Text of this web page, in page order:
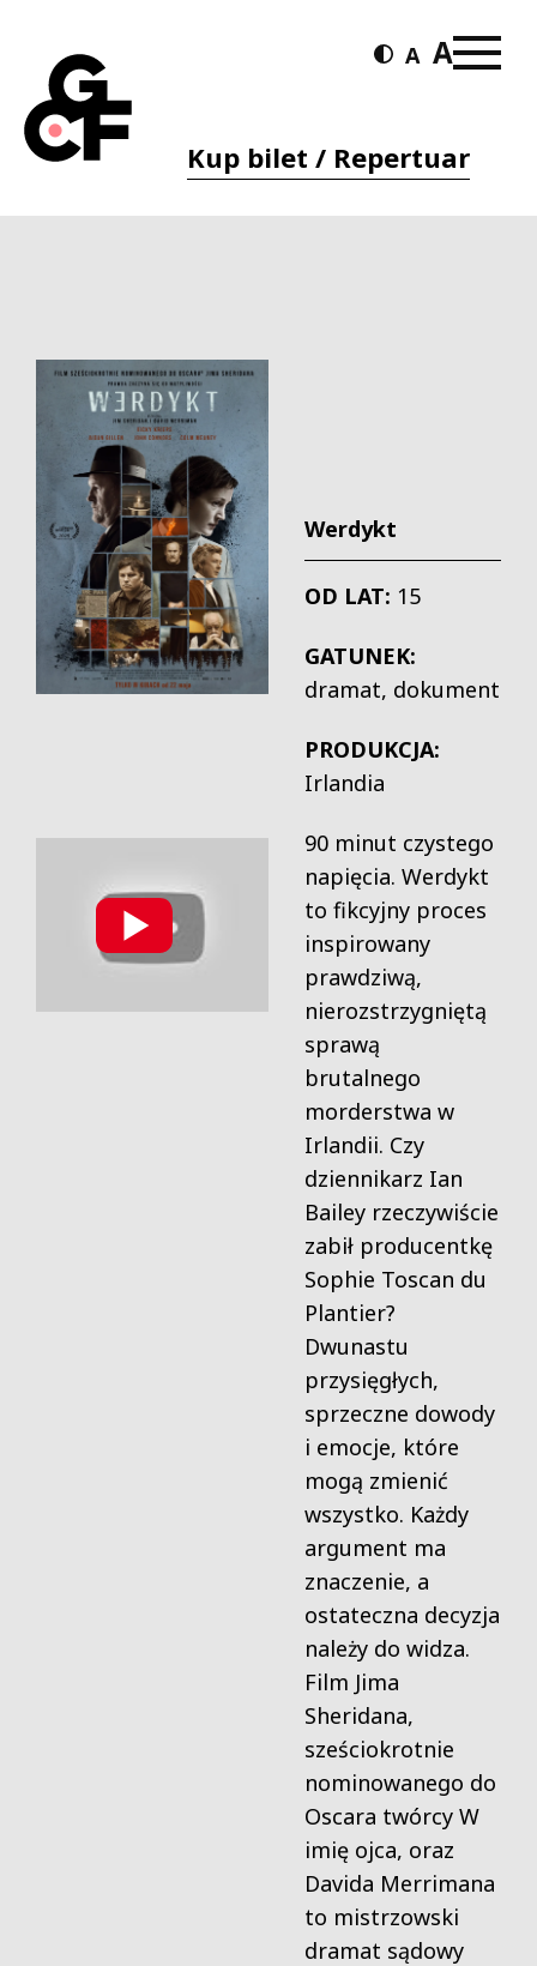
Kup bilet / Repertuar
Werdykt
OD LAT: 15
GATUNEK:
dramat, dokument
PRODUKCJA:
Irlandia
90 minut czystego
napięcia. Werdykt
to fikcyjny proces
inspirowany
prawdziwą,
nierozstrzygniętą
sprawą
brutalnego
morderstwa w
Irlandii. Czy
dziennikarz Ian
Bailey rzeczywiście
zabił producentkę
Sophie Toscan du
Plantier?
Dwunastu
przysięgłych,
sprzeczne dowody
i emocje, które
mogą zmienić
wszystko. Każdy
argument ma
znaczenie, a
ostateczna decyzja
należy do widza.
Film Jima
Sheridana,
sześciokrotnie
nominowanego do
Oscara twórcy W
imię ojca, oraz
Davida Merrimana
to mistrzowski
dramat sądowy